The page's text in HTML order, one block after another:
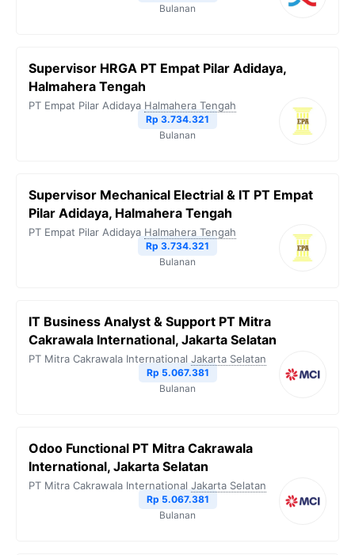
Bulanan
Supervisor HRGA PT Empat Pilar Adidaya,
Halmahera Tengah
PT Empat Pilar Adidaya Halmahera Tengah
Rp 3.734.321
Bulanan
Supervisor Mechanical Electrial & IT PT Empat
Pilar Adidaya, Halmahera Tengah
PT Empat Pilar Adidaya Halmahera Tengah
Rp 3.734.321
Bulanan
IT Business Analyst & Support PT Mitra
Cakrawala International, Jakarta Selatan
PT Mitra Cakrawala International Jakarta Selatan
Rp 5.067.381
Bulanan
Odoo Functional PT Mitra Cakrawala
International, Jakarta Selatan
PT Mitra Cakrawala International Jakarta Selatan
Rp 5.067.381
Bulanan